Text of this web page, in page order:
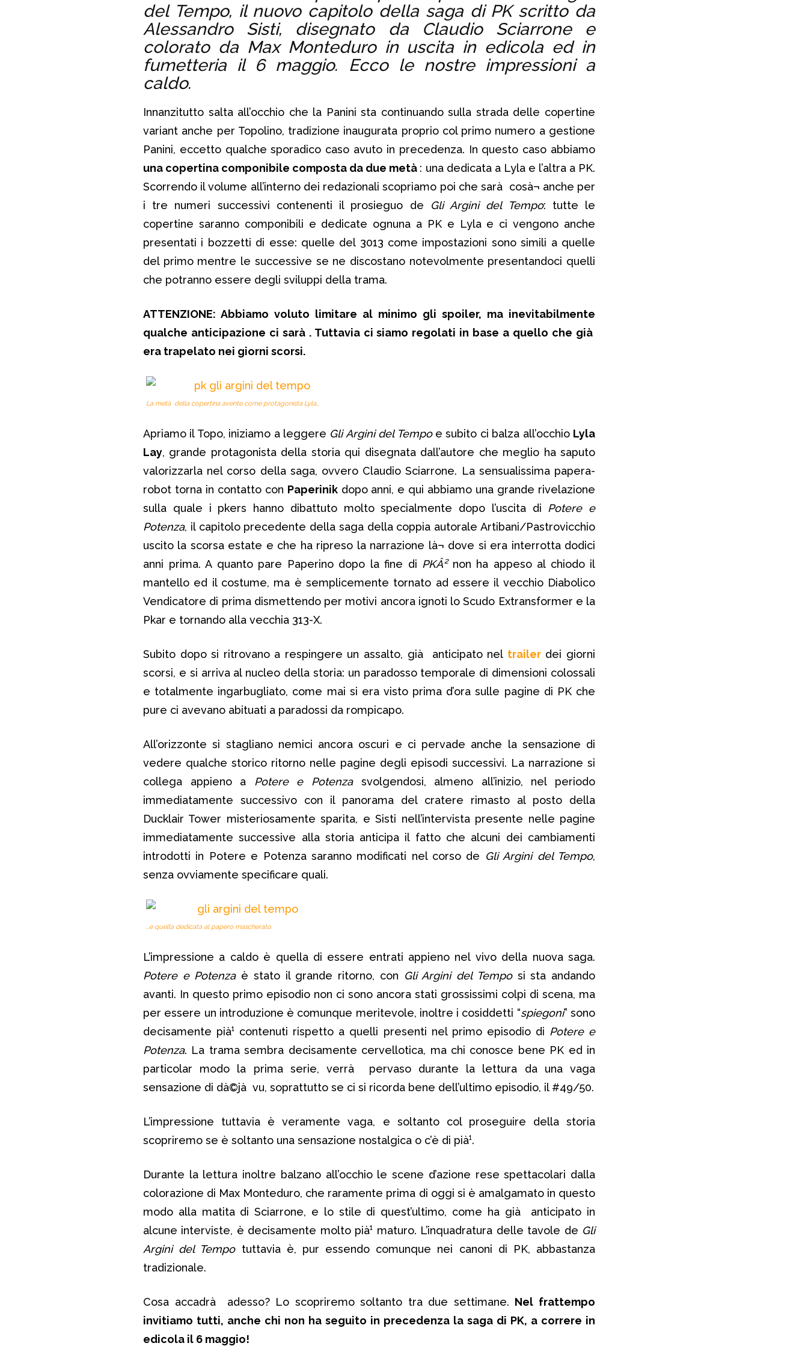
del Tempo, il nuovo capitolo della saga di PK scritto da
Alessandro Sisti, disegnato da Claudio Sciarrone e
colorato da Max Monteduro in uscita in edicola ed in
fumetteria il 6 maggio. Ecco le nostre impressioni a
caldo.
Innanzitutto salta all’occhio che la Panini sta continuando sulla strada delle copertine
variant anche per Topolino, tradizione inaugurata proprio col primo numero a gestione
Panini, eccetto qualche sporadico caso avuto in precedenza. In questo caso abbiamo
una copertina componibile composta da due metà : una dedicata a Lyla e l’altra a PK.
Scorrendo il volume all’interno dei redazionali scopriamo poi che sarà cosà¬ anche per
i tre numeri successivi contenenti il prosieguo de Gli Argini del Tempo: tutte le
copertine saranno componibili e dedicate ognuna a PK e Lyla e ci vengono anche
presentati i bozzetti di esse: quelle del 3013 come impostazioni sono simili a quelle
del primo mentre le successive se ne discostano notevolmente presentandoci quelli
che potranno essere degli sviluppi della trama.
ATTENZIONE: Abbiamo voluto limitare al minimo gli spoiler, ma inevitabilmente
qualche anticipazione ci sarà . Tuttavia ci siamo regolati in base a quello che già
era trapelato nei giorni scorsi.
La metà della copertina avente come protagonista Lyla…
Apriamo il Topo, iniziamo a leggere Gli Argini del Tempoe subito ci balza all’occhio Lyla
Lay, grande protagonista della storia qui disegnata dall’autore che meglio ha saputo
valorizzarla nel corso della saga, ovvero Claudio Sciarrone. La sensualissima papera-
robot torna in contatto con Paperinikdopo anni, e qui abbiamo una grande rivelazione
sulla quale i pkers hanno dibattuto molto specialmente dopo l’uscita di Potere e
Potenza, il capitolo precedente della saga della coppia autorale Artibani/Pastrovicchio
uscito la scorsa estate e che ha ripreso la narrazione là¬ dove si era interrotta dodici
anni prima. A quanto pare Paperino dopo la fine di PKÂ²non ha appeso al chiodo il
mantello ed il costume, ma è semplicemente tornato ad essere il vecchio Diabolico
Vendicatore di prima dismettendo per motivi ancora ignoti lo Scudo Extransformer e la
Pkar e tornando alla vecchia 313-X.
Subito dopo si ritrovano a respingere un assalto, già anticipato nel trailerdei giorni
scorsi, e si arriva al nucleo della storia: un paradosso temporale di dimensioni colossali
e totalmente ingarbugliato, come mai si era visto prima d’ora sulle pagine di PK che
pure ci avevano abituati a paradossi da rompicapo.
All’orizzonte si stagliano nemici ancora oscuri e ci pervade anche la sensazione di
vedere qualche storico ritorno nelle pagine degli episodi successivi. La narrazione si
collega appieno a Potere e Potenzasvolgendosi, almeno all’inizio, nel periodo
immediatamente successivo con il panorama del cratere rimasto al posto della
Ducklair Tower misteriosamente sparita, e Sisti nell’intervista presente nelle pagine
immediatamente successive alla storia anticipa il fatto che alcuni dei cambiamenti
introdotti in Potere e Potenza saranno modificati nel corso de Gli Argini del Tempo,
senza ovviamente specificare quali.
…e quella dedicata al papero mascherato.
L’impressione a caldo è quella di essere entrati appieno nel vivo della nuova saga.
Potere e Potenzaè stato il grande ritorno, con Gli Argini del Temposi sta andando
avanti. In questo primo episodio non ci sono ancora stati grossissimi colpi di scena, ma
per essere un introduzione è comunque meritevole, inoltre i cosiddetti “spiegoni” sono
decisamente pià¹ contenuti rispetto a quelli presenti nel primo episodio di Potere e
Potenza. La trama sembra decisamente cervellotica, ma chi conosce bene PK ed in
particolar modo la prima serie, verrà pervaso durante la lettura da una vaga
sensazione di dà©jà vu, soprattutto se ci si ricorda bene dell’ultimo episodio, il #49/50.
L’impressione tuttavia è veramente vaga, e soltanto col proseguire della storia
scopriremo se è soltanto una sensazione nostalgica o c’è di pià¹.
Durante la lettura inoltre balzano all’occhio le scene d’azione rese spettacolari dalla
colorazione di Max Monteduro, che raramente prima di oggi si è amalgamato in questo
modo alla matita di Sciarrone, e lo stile di quest’ultimo, come ha già anticipato in
alcune interviste, è decisamente molto pià¹ maturo. L’inquadratura delle tavole de Gli
Argini del Tempotuttavia è, pur essendo comunque nei canoni di PK, abbastanza
tradizionale.
Cosa accadrà adesso? Lo scopriremo soltanto tra due settimane. Nel frattempo
invitiamo tutti, anche chi non ha seguito in precedenza la saga di PK, a correre in
edicola il 6 maggio!